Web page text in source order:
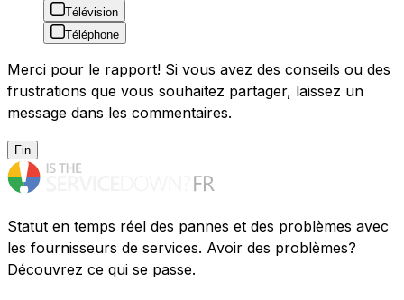
Télévision
Téléphone
Merci pour le rapport! Si vous avez des conseils ou des
frustrations que vous souhaitez partager, laissez un
message dans les commentaires.
Fin
Statut en temps réel des pannes et des problèmes avec
les fournisseurs de services. Avoir des problèmes?
Découvrez ce qui se passe.